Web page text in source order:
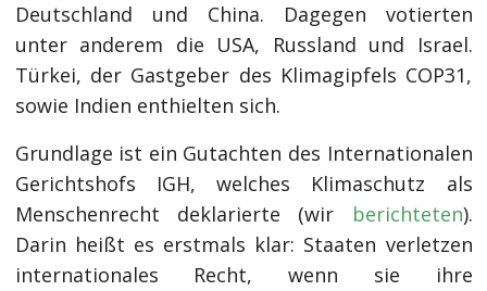
Deutschland und China. Dagegen votierten
unter anderem die USA, Russland und Israel.
Türkei, der Gastgeber des Klimagipfels COP31,
sowie Indien enthielten sich.
Grundlage ist ein Gutachten des Internationalen
Gerichtshofs IGH, welches Klimaschutz als
Menschenrecht deklarierte (wir
berichteten).
Darin heißt es erstmals klar: Staaten verletzen
internationales Recht, wenn sie ihre